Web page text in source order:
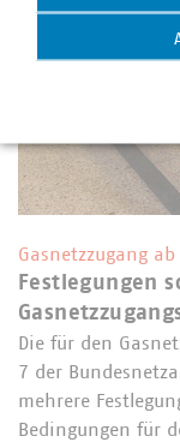
Gasnetzzugang
Festlegungen
Die für den
7 der
mehrere
Bedingungen für